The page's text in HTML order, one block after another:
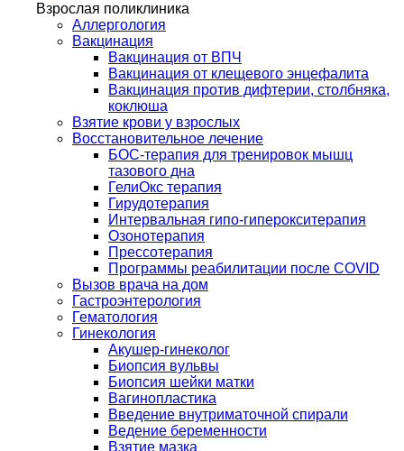
Взрослая поликлиника
Аллергология
Вакцинация
Вакцинация от ВПЧ
Вакцинация от клещевого энцефалита
Вакцинация против дифтерии, столбняка,
коклюша
Взятие крови у взрослых
Восстановительное лечение
БОС-терапия для тренировок мышц
тазового дна
ГелиОкс терапия
Гирудотерапия
Интервальная гипо-гиперокситерапия
Озонотерапия
Прессотерапия
Программы реабилитации после СOVID
Вызов врача на дом
Гастроэнтерология
Гематология
Гинекология
Акушер-гинеколог
Биопсия вульвы
Биопсия шейки матки
Вагинопластика
Введение внутриматочной спирали
Ведение беременности
Взятие мазка